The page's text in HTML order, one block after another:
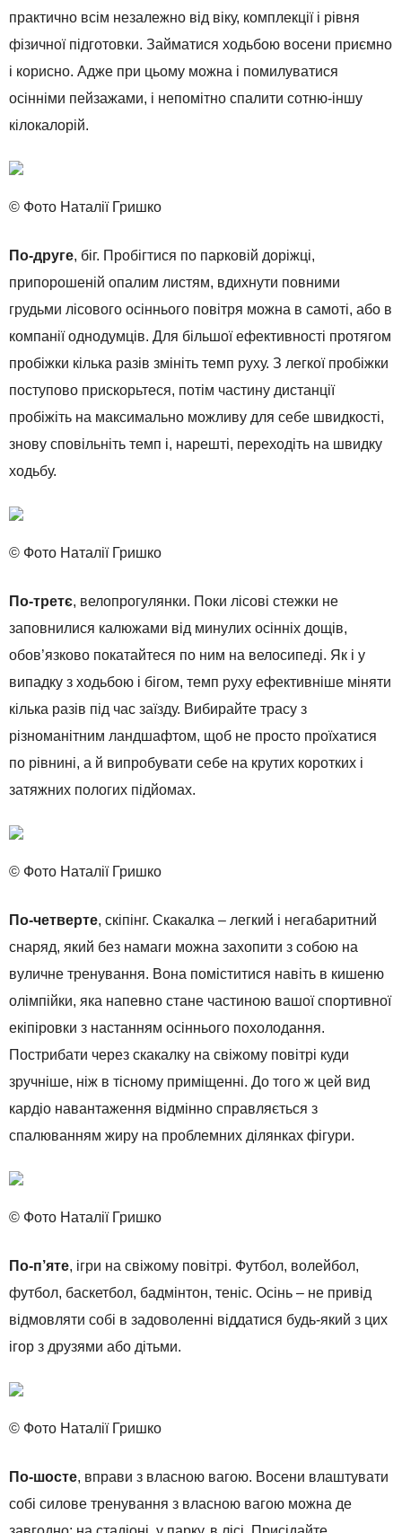
практично всім незалежно від віку, комплекції і рівня
фізичної підготовки. Займатися ходьбою восени приємно
і корисно. Адже при цьому можна і помилуватися
осінніми пейзажами, і непомітно спалити сотню-іншу
кілокалорій.
© Фото Наталії Гришко
По-друге, біг. Пробігтися по парковій доріжці,
припорошеній опалим листям, вдихнути повними
грудьми лісового осіннього повітря можна в самоті, або в
компанії однодумців. Для більшої ефективності протягом
пробіжки кілька разів змініть темп руху. З легкої пробіжки
поступово прискорьтеся, потім частину дистанції
пробіжіть на максимально можливу для себе швидкості,
знову сповільніть темп і, нарешті, переходіть на швидку
ходьбу.
© Фото Наталії Гришко
По-третє, велопрогулянки. Поки лісові стежки не
заповнилися калюжами від минулих осінніх дощів,
обов’язково покатайтеся по ним на велосипеді. Як і у
випадку з ходьбою і бігом, темп руху ефективніше міняти
кілька разів під час заїзду. Вибирайте трасу з
різноманітним ландшафтом, щоб не просто проїхатися
по рівнині, а й випробувати себе на крутих коротких і
затяжних пологих підйомах.
© Фото Наталії Гришко
По-четверте, скіпінг. Скакалка – легкий і негабаритний
снаряд, який без намаги можна захопити з собою на
вуличне тренування. Вона поміститися навіть в кишеню
олімпійки, яка напевно стане частиною вашої спортивної
екіпіровки з настанням осіннього похолодання.
Пострибати через скакалку на свіжому повітрі куди
зручніше, ніж в тісному приміщенні. До того ж цей вид
кардіо навантаження відмінно справляється з
спалюванням жиру на проблемних ділянках фігури.
© Фото Наталії Гришко
По-п’яте, ігри на свіжому повітрі. Футбол, волейбол,
футбол, баскетбол, бадмінтон, теніс. Осінь – не привід
відмовляти собі в задоволенні віддатися будь-який з цих
ігор з друзями або дітьми.
© Фото Наталії Гришко
По-шосте, вправи з власною вагою. Восени влаштувати
собі силове тренування з власною вагою можна де